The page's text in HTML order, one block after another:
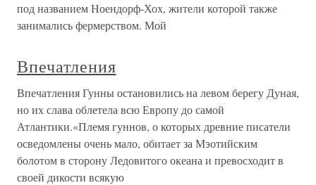
под названием Ноендорф-Хох, жители которой также
занимались фермерством. Мой
Впечатления
Впечатления Гунны остановились на левом берегу Дуная,
но их слава облетела всю Европу до самой
Атлантики.«Племя гуннов, о которых древние писатели
осведомлены очень мало, обитает за Мэотийским
болотом в сторону Ледовитого океана и превосходит в
своей дикости всякую